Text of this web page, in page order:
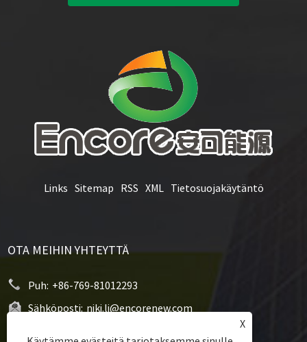
Links Sitemap RSS XML Tietosuojakäytäntö
OTA MEIHIN YHTEYTTÄ
Puh: +86-769-81012293
Sähköposti: niki.li@encorenew.com
12# Sanjiang Industry Road, HengquanX